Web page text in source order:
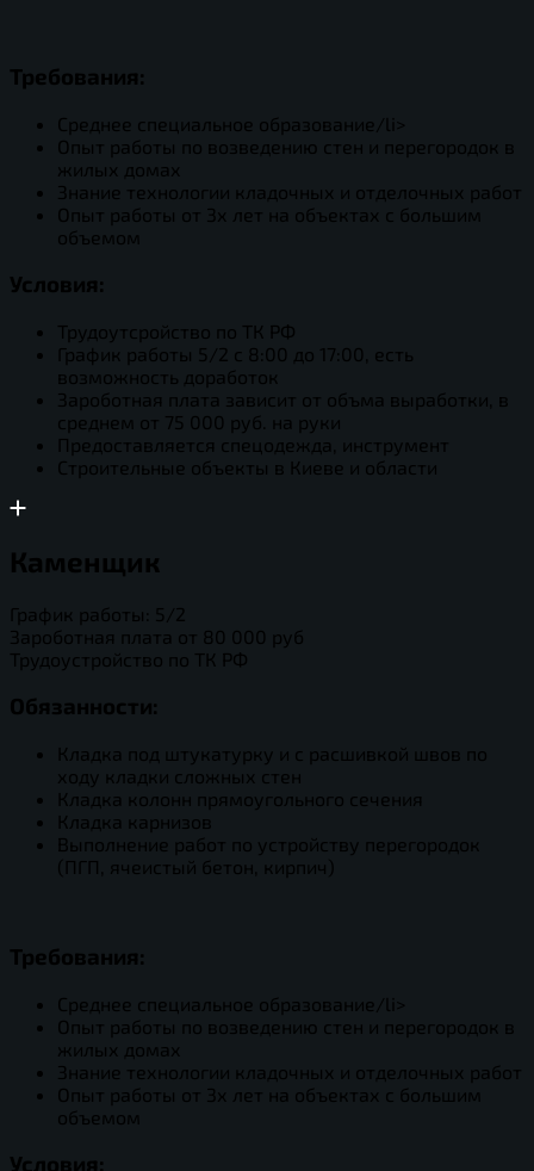
Требования:
Среднее специальное образование/li>
Опыт работы по возведению стен и перегородок в
жилых домах
Знание технологии кладочных и отделочных работ
Опыт работы от 3х лет на объектах с большим
объемом
Условия:
Трудоутсройство по ТК РФ
График работы 5/2 с 8:00 до 17:00, есть
возможность доработок
Зароботная плата зависит от объма выработки, в
среднем от 75 000 руб. на руки
Предоставляется спецодежда, инструмент
Строительные объекты в Киеве и области
Каменщик
График работы: 5/2
Зароботная плата от 80 000 руб
Трудоустройство по ТК РФ
Обязанности:
Кладка под штукатурку и с расшивкой швов по
ходу кладки сложных стен
Кладка колонн прямоугольного сечения
Кладка карнизов
Выполнение работ по устройству перегородок
(ПГП, ячеистый бетон, кирпич)
Требования:
Среднее специальное образование/li>
Опыт работы по возведению стен и перегородок в
жилых домах
Знание технологии кладочных и отделочных работ
Опыт работы от 3х лет на объектах с большим
объемом
Условия: